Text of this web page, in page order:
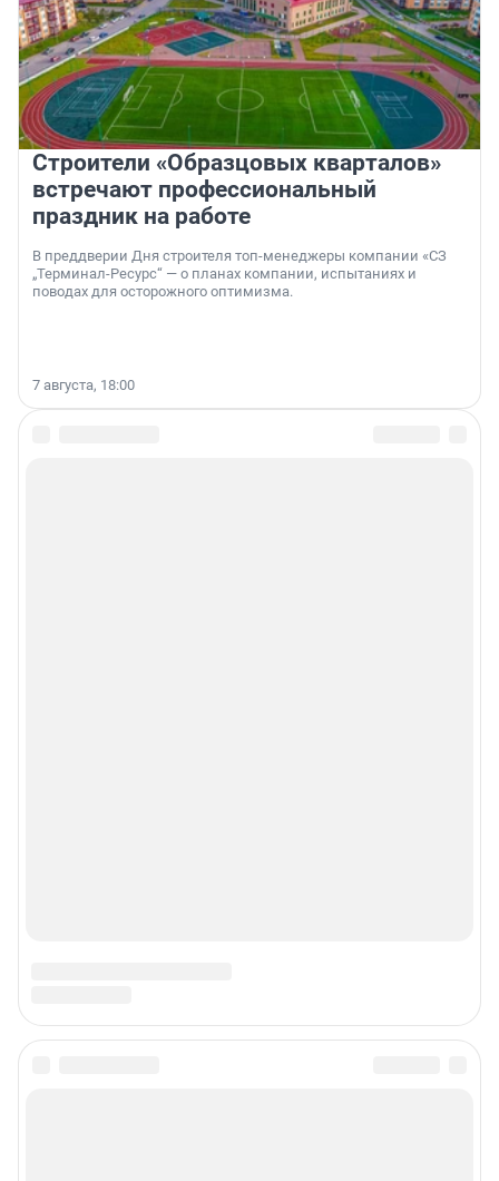
Строители «Образцовых кварталов»
встречают профессиональный
праздник на работе
В преддверии Дня строителя топ-менеджеры компании «СЗ
„Терминал-Ресурс“ — о планах компании, испытаниях и
поводах для осторожного оптимизма.
7 августа, 18:00